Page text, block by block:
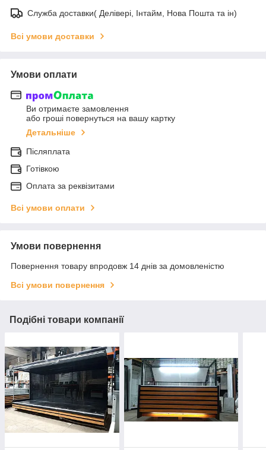
Служба доставки( Делівері, Інтайм, Нова Пошта та ін)
Всі умови доставки
Умови оплати
Ви отримаєте замовлення
або гроші повернуться на вашу картку
Детальніше
Післяплата
Готівкою
Оплата за реквізитами
Всі умови оплати
Умови повернення
Повернення товару впродовж 14 днів за домовленістю
Всі умови повернення
Подібні товари компанії